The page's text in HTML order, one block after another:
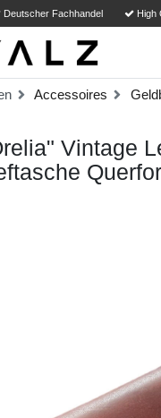
Deutscher Fachhandel High
Accessoires
Vintage